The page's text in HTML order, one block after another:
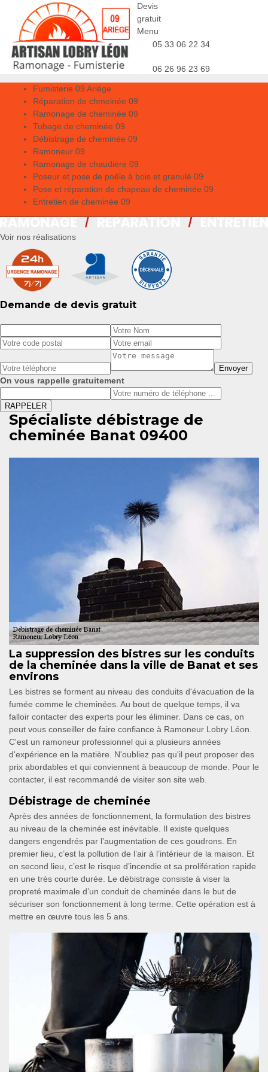
Devis
gratuit
Menu
05 33 06 22 34
06 26 96 23 69
Fumisterie 09 Ariège
Réparation de chmeinée 09
Ramonage de cheminée 09
Tubage de cheminée 09
Débistrage de cheminée 09
Ramoneur 09
Ramonage de chaudière 09
Poseur et pose de poêle à bois et granulé 09
Pose et réparation de chapeau de cheminée 09
Entretien de cheminée 09
Voir nos réalisations
Demande de devis gratuit
On vous rappelle gratuitement
Spécialiste débistrage de
cheminée Banat 09400
La suppression des bistres sur les conduits
de la cheminée dans la ville de Banat et ses
environs
Les bistres se forment au niveau des conduits d'évacuation de la
fumée comme le cheminées. Au bout de quelque temps, il va
falloir contacter des experts pour les éliminer. Dans ce cas, on
peut vous conseiller de faire confiance à Ramoneur Lobry Léon.
C'est un ramoneur professionnel qui a plusieurs années
d'expérience en la matière. N'oubliez pas qu'il peut proposer des
prix abordables et qui conviennent à beaucoup de monde. Pour le
contacter, il est recommandé de visiter son site web.
Débistrage de cheminée
Après des années de fonctionnement, la formulation des bistres
au niveau de la cheminée est inévitable. Il existe quelques
dangers engendrés par l’augmentation de ces goudrons. En
premier lieu, c’est la pollution de l’air à l’intérieur de la maison. Et
en second lieu, c’est le risque d’incendie et sa prolifération rapide
en une très courte durée. Le débistrage consiste à viser la
propreté maximale d’un conduit de cheminée dans le but de
sécuriser son fonctionnement à long terme. Cette opération est à
mettre en œuvre tous les 5 ans.